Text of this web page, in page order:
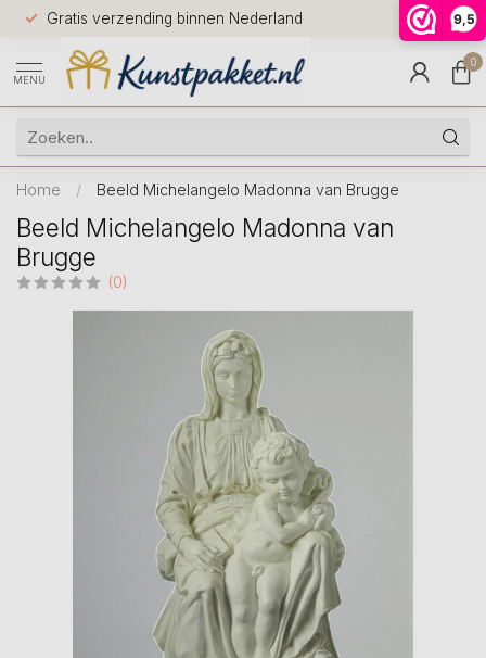
9,5
Gratis verzending binnen Nederland
Voor
huis
9.5
MENU
0
Home / Beeld Michelangelo Madonna van Brugge
Beeld Michelangelo Madonna van
Brugge
(0)